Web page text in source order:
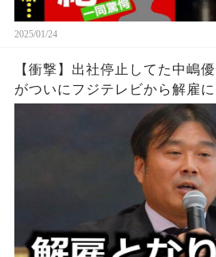
2025/01/24
【衝撃】出社停止してた中嶋
がついにフジテレビから解雇
新潮や文春砲が報じた中居正
ヤバすぎる… 現在の姿に一同